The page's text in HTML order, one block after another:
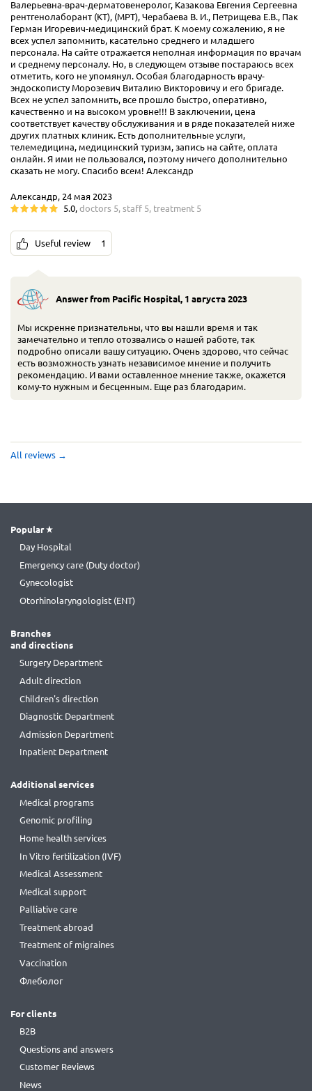
Валерьевна-врач-дерматовенеролог, Казакова Евгения Сергеевна
рентгенолаборант (КТ), (МРТ), Черабаева В. И., Петрищева Е.В., Пак
Герман Игоревич-медицинский брат. К моему сожалению, я не
всех успел запомнить, касательно среднего и младшего
персонала. На сайте отражается неполная информация по врачам
и среднему персоналу. Но, в следующем отзыве постараюсь всех
отметить, кого не упомянул. Особая благодарность врачу-
эндоскописту Морозевич Виталию Викторовичу и его бригаде.
Всех не успел запомнить, все прошло быстро, оперативно,
качественно и на высоком уровне!!! В заключении, цена
соответствует качеству обслуживания и в ряде показателей ниже
других платных клиник. Есть дополнительные услуги,
телемедицина, медицинский туризм, запись на сайте, оплата
онлайн. Я ими не пользовался, поэтому ничего дополнительно
сказать не могу. Спасибо всем! Александр
Александр, 24 мая 2023
5.0 doctors 5 staff 5 treatment 5
Useful review 1
Answer from Pacific Hospital 1 августа 2023
Мы искренне признательны, что вы нашли время и так
замечательно и тепло отозвались о нашей работе, так
подробно описали вашу ситуацию. Очень здорово, что сейчас
есть возможность узнать независимое мнение и получить
рекомендацию. И вами оставленное мнение также, окажется
кому-то нужным и бесценным. Еще раз благодарим.
All reviews →
Popular
Day Hospital
Emergency care (Duty doctor)
Gynecologist
Otorhinolaryngologist (ENT)
Branches
and directions
Surgery Department
Adult direction
Children's direction
Diagnostic Department
Admission Department
Inpatient Department
Additional services
Medical programs
Genomic profiling
Home health services
In Vitro fertilization (IVF)
Medical Assessment
Medical support
Palliative care
Treatment abroad
Treatment of migraines
Vaccination
Флеболог
For clients
B2B
Questions and answers
Customer Reviews
News